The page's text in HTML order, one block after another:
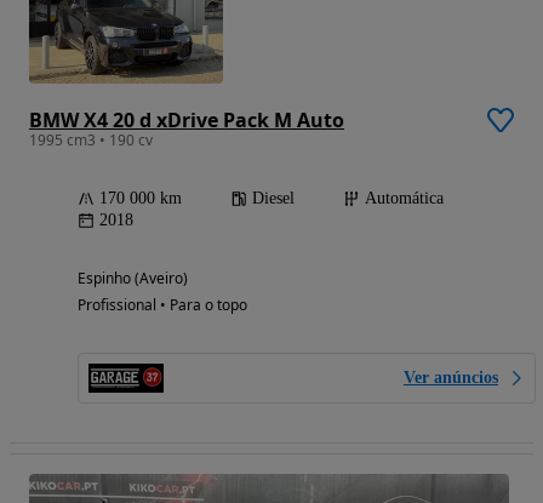
BMW X4 20 d xDrive Pack M Auto
1995 cm3 • 190 cv
170 000 km Diesel
Automática
2018
Espinho (Aveiro)
Profissional • Para o topo
Ver anúncios